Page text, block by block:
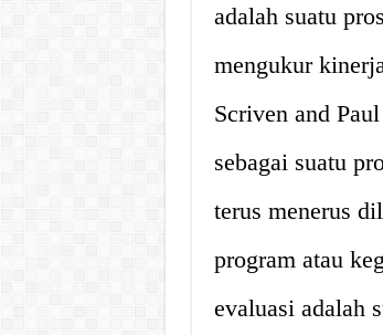
adalah suatu
mengukur
Scriven and
sebagai suatu
terus menerus
program atau
evaluasi adalah